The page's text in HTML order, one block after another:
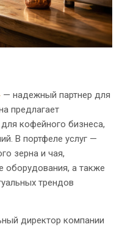
— надежный партнер для
предлагает
кофейного бизнеса,
В портфеле услуг —
зерна и чая,
оборудования, а также
трендов
директор компании